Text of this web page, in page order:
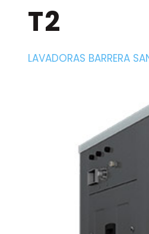
T2
LAVADORAS BARRERA